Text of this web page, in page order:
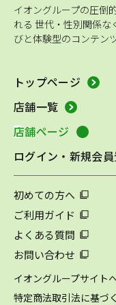
イオングループの圧倒
れる 世代・性別関係な
びと体験型のコンテンツ
トップページ
店舗一覧
店舗ページ
ログイン・新規会
初めての方へ
ご利用ガイド
よくある質問
お問い合わせ
イオングループサイト
特定商法取引法に基づ